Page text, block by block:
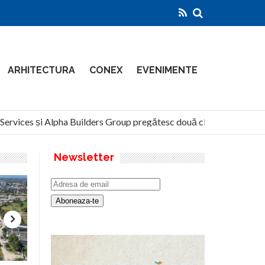
ARHITECTURA CONEX EVENIMENTE
și Alpha Builders Group pregătesc două clădiri de 14
Newsletter